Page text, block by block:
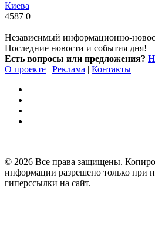
Киева
4587 0
Независимый информационно-
Последние новости и события дня!
Есть вопросы или предложения?
О проекте | Реклама | Контакты
© 2026 Все права защищены.
информации разрешено только при
гиперссылки на сайт.